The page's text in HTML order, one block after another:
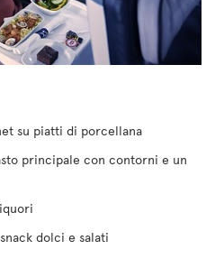
su piatti di porcellana
principale con contorni e un
dolci e salati